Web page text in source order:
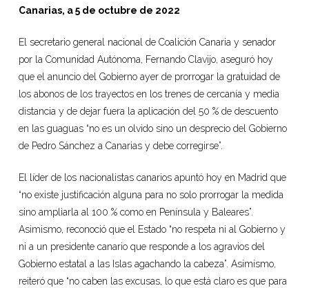
Canarias, a 5 de octubre de 2022
El secretario general nacional de Coalición Canaria y senador
por la Comunidad Autónoma, Fernando Clavijo, aseguró hoy
que el anuncio del Gobierno ayer de prorrogar la gratuidad de
los abonos de los trayectos en los trenes de cercanía y media
distancia y de dejar fuera la aplicación del 50 % de descuento
en las guaguas “no es un olvido sino un desprecio del Gobierno
de Pedro Sánchez a Canarias y debe corregirse”.
El líder de los nacionalistas canarios apuntó hoy en Madrid que
“no existe justificación alguna para no solo prorrogar la medida
sino ampliarla al 100 % como en Península y Baleares”.
Asimismo, reconoció que el Estado “no respeta ni al Gobierno y
ni a un presidente canario que responde a los agravios del
Gobierno estatal a las Islas agachando la cabeza”. Asimismo,
reiteró que “no caben las excusas, lo que está claro es que para